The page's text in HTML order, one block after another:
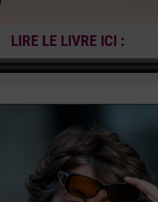
LIRE LE LIVRE ICI :